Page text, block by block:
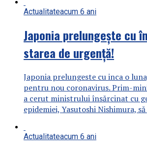
Actualitateacum 6 ani
Japonia prelungește cu
starea de urgență!
Japonia prelungeste cu inca o
pentru nou coronavirus. Prim-
a cerut ministrului însărcinat cu
epidemiei, Yasutoshi Nishimura,
Actualitateacum 6 ani